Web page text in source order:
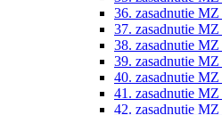
36. zasadnutie
37. zasadnutie
38. zasadnutie
39. zasadnutie
40. zasadnutie
41. zasadnutie
42. zasadnutie